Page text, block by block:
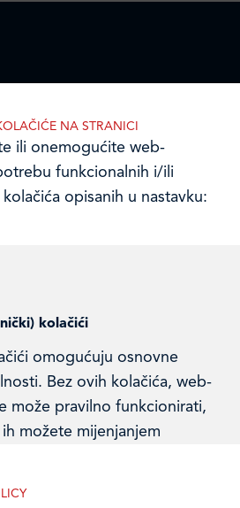
10,
NA STRANICI
ili onemogućite web-
funkcionalnih i/ili
opisanih u nastavku:
kolačići
omogućuju osnovne
Bez ovih kolačića, web-
može pravilno funkcionirati,
možete mijenjanjem